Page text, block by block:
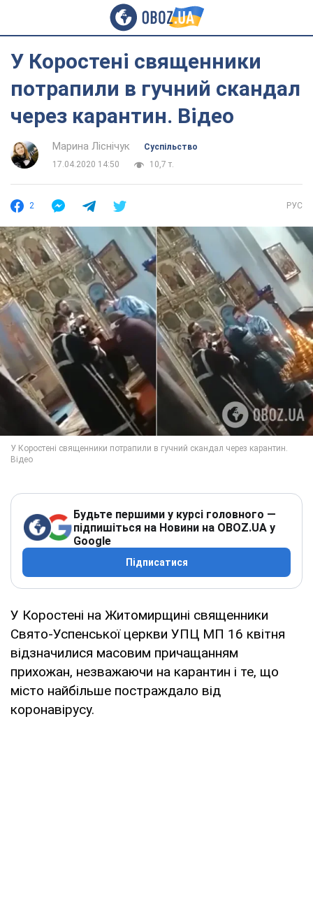
У Коростені священники
потрапили в гучний скандал
через карантин. Відео
Марина Ліснічук
Суспільство
17.04.2020 14:50
10,7 т.
2 РУС
Будьте першими у курсі головного —
підпишіться на Новини на OBOZ.UA у
Google
Підписатися
У Коростені на Житомирщині священники
Свято-Успенської церкви УПЦ МП 16 квітня
відзначилися масовим причащанням
прихожан, незважаючи на карантин і те, що
місто найбільше постраждало від
коронавірусу.